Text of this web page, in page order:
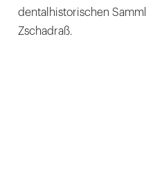
dentalhistorischen
Zschadraß.